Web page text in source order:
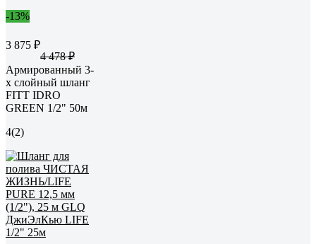
-13%
3 875 ₽
4 478 ₽
Армированный 3-
х слойный шланг
FITT IDRO
GREEN 1/2" 50м
4(2)